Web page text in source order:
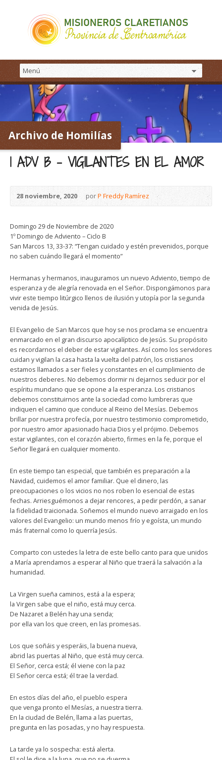
Archivo de Homilías
1 ADV B – VIGILANTES EN EL AMOR
28 noviembre, 2020 porP Freddy Ramírez
Domingo 29 de Noviembre de 2020
1º Domingo de Adviento – Ciclo B
San Marcos 13, 33-37: “Tengan cuidado y estén prevenidos, porque
no saben cuándo llegará el momento”
Hermanas y hermanos, inauguramos un nuevo Adviento, tiempo de
esperanza y de alegría renovada en el Señor. Dispongámonos para
vivir este tiempo litúrgico llenos de ilusión y utopía por la segunda
venida de Jesús.
El Evangelio de San Marcos que hoy se nos proclama se encuentra
enmarcado en el gran discurso apocalíptico de Jesús. Su propósito
es recordarnos el deber de estar vigilantes. Así como los servidores
cuidan y vigilan la casa hasta la vuelta del patrón, los cristianos
estamos llamados a ser fieles y constantes en el cumplimiento de
nuestros deberes. No debemos dormir ni dejarnos seducir por el
espíritu mundano que se opone a la esperanza. Los cristianos
debemos constituirnos ante la sociedad como lumbreras que
indiquen el camino que conduce al Reino del Mesías. Debemos
brillar por nuestra profecía, por nuestro testimonio comprometido,
por nuestro amor apasionado hacia Dios y el prójimo. Debemos
estar vigilantes, con el corazón abierto, firmes en la fe, porque el
Señor llegará en cualquier momento.
En este tiempo tan especial, que también es preparación a la
Navidad, cuidemos el amor familiar. Que el dinero, las
preocupaciones o los vicios no nos roben lo esencial de estas
fechas. Arriesguémonos a dejar rencores, a pedir perdón, a sanar
la fidelidad traicionada. Soñemos el mundo nuevo arraigado en los
valores del Evangelio: un mundo menos frío y egoísta, un mundo
más fraternal como lo querría Jesús.
Comparto con ustedes la letra de este bello canto para que unidos
a María aprendamos a esperar al Niño que traerá la salvación a la
humanidad.
La Virgen sueña caminos, está a la espera;
la Virgen sabe que el niño, está muy cerca.
De Nazaret a Belén hay una senda;
por ella van los que creen, en las promesas.
Los que soñáis y esperáis, la buena nueva,
abrid las puertas al Niño, que está muy cerca.
El Señor, cerca está; él viene con la paz
El Señor cerca está; él trae la verdad.
En estos días del año, el pueblo espera
que venga pronto el Mesías, a nuestra tierra.
En la ciudad de Belén, llama a las puertas,
pregunta en las posadas, y no hay respuesta.
La tarde ya lo sospecha: está alerta.